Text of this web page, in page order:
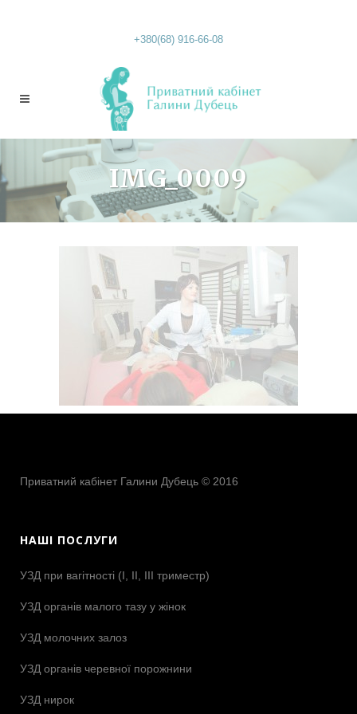
+380(68) 916-66-08
IMG_0009
Приватний кабінет Галини Дубець © 2016
НАШІ ПОСЛУГИ
УЗД при вагітності (І, ІІ, ІІІ триместр)
УЗД органів малого тазу у жінок
УЗД молочних залоз
УЗД органів черевної порожнини
УЗД нирок